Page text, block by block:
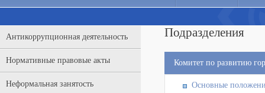
Антикоррупционная деятельность
Нормативные правовые акты
Неформальная занятость
Подразделения
Комитет по развитию
Основные